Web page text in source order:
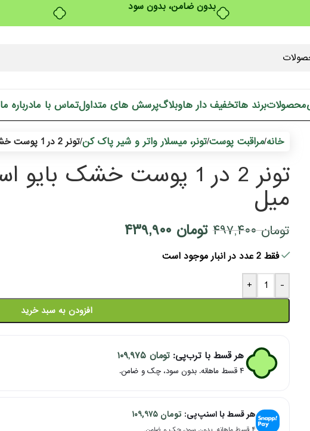
بدون ضامن، بدون سود
محصولاتبرند هاتخفیف دار هاوبلاگپرسش های متداولتماس با مادرباره ما
خانه/مراقبت پوست/تونر، میسلار واتر و شیر پاک کن/تونر 2 در 1 پوست خشک بایو اسکین پلاس 200 میل
میل
تومان۴۹۷,۴۰۰ تومان ۴۳۹,۹۰۰
فقط 2 عدد در انبار موجود است
-
+
افزودن به سبد خرید
هر قسط با ترب‌پی:تومان ۱۰۹,۹۷۵
۴ قسط ماهانه. بدون سود، چک و ضامن.
هر قسط با اسنپ‌پی: تومان ۱۰۹,۹۷۵